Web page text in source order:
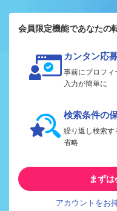
会員限定機能であなたの
カンタン応
事前にプロフィ
入力が簡単に
検索条件の
繰り返し検索す
省略
まずは
アカウントをお